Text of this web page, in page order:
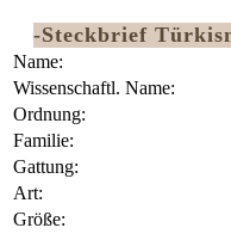
-Steckbrief
Name:
Wissenschaftl. Name:
Ordnung:
Familie:
Gattung:
Art:
Größe: